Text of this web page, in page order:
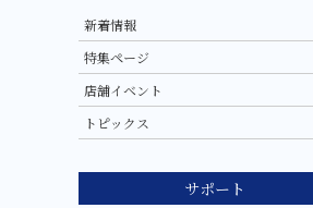
新着情報
特集ページ
店舗イベント
トピックス
サポート